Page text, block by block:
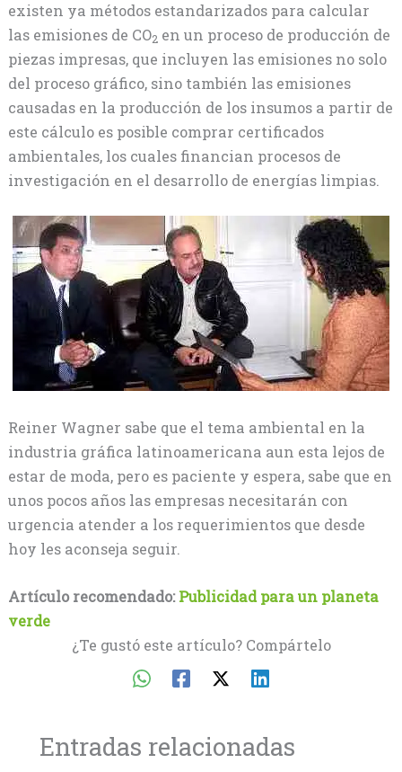
existen ya métodos estandarizados para calcular
las emisiones de CO2 en un proceso de producción de
piezas impresas, que incluyen las emisiones no solo
del proceso gráfico, sino también las emisiones
causadas en la producción de los insumos a partir de
este cálculo es posible comprar certificados
ambientales, los cuales financian procesos de
investigación en el desarrollo de energías limpias.
Reiner Wagner sabe que el tema ambiental en la
industria gráfica latinoamericana aun esta lejos de
estar de moda, pero es paciente y espera, sabe que en
unos pocos años las empresas necesitarán con
urgencia atender a los requerimientos que desde
hoy les aconseja seguir.
Artículo recomendado:Publicidad para un planeta
verde
¿Te gustó este artículo? Compártelo
Entradas relacionadas